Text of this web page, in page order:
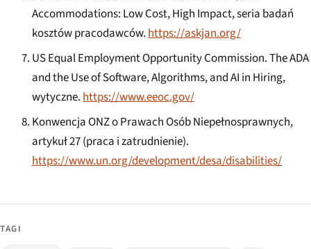
Accommodations: Low Cost, High Impact, seria badań
kosztów pracodawców.https://askjan.org/
US Equal Employment Opportunity Commission.The ADA
and the Use of Software, Algorithms, and AI in Hiring,
wytyczne.https://www.eeoc.gov/
Konwencja ONZ o Prawach Osób Niepełnosprawnych,
artykuł 27 (praca i zatrudnienie).
https://www.un.org/development/desa/disabilities/
TAGI